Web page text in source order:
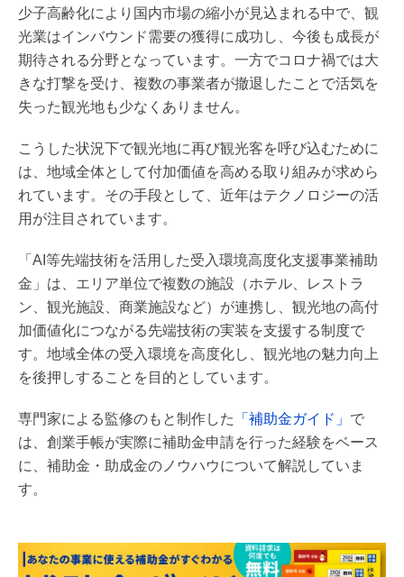
少子高齢化により国内市場の縮小が見込まれる中で、観
光業はインバウンド需要の獲得に成功し、今後も成長が
期待される分野となっています。一方でコロナ禍では大
きな打撃を受け、複数の事業者が撤退したことで活気を
失った観光地も少なくありません。
こうした状況下で観光地に再び観光客を呼び込むために
は、地域全体として付加価値を高める取り組みが求めら
れています。その手段として、近年はテクノロジーの活
用が注目されています。
「AI等先端技術を活用した受入環境高度化支援事業補助
金」は、エリア単位で複数の施設（ホテル、レストラ
ン、観光施設、商業施設など）が連携し、観光地の高付
加価値化につながる先端技術の実装を支援する制度で
す。地域全体の受入環境を高度化し、観光地の魅力向上
を後押しすることを目的としています。
専門家による監修のもと制作した 「補助金ガイド」 で
は、創業手帳が実際に補助金申請を行った経験をベース
に、補助金・助成金のノウハウについて解説していま
す。